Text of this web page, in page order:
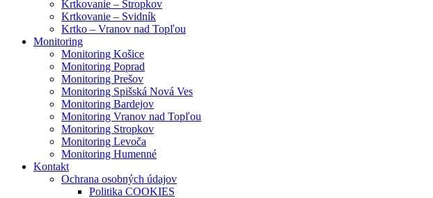
Krtkovanie – Stropkov
Krtkovanie – Svidník
Krtko – Vranov nad Topľou
Monitoring
Monitoring Košice
Monitoring Poprad
Monitoring Prešov
Monitoring Spišská Nová Ves
Monitoring Bardejov
Monitoring Vranov nad Topľou
Monitoring Stropkov
Monitoring Levoča
Monitoring Humenné
Kontakt
Ochrana osobných údajov
Politika COOKIES